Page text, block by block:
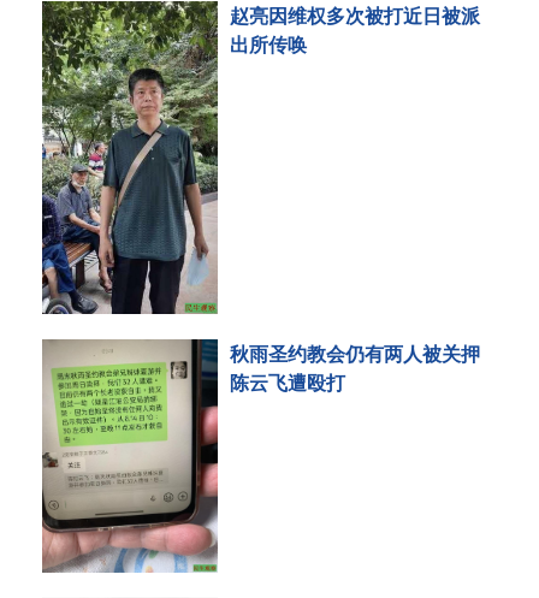
赵亮因维权多次被打近日被派
出所传唤
秋雨圣约教会仍有两人被关押
陈云飞遭殴打